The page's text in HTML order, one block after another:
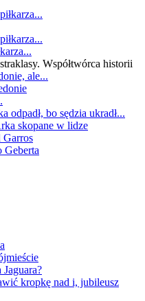
Współtwórca historii
ale...
odpadł, bo sędzia ukradł...
skopane w lidze
Garros
Geberta
kropkę nad i, jubileusz